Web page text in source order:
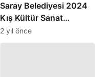
Saray Belediyesi 2024
Kış Kültür Sanat
Atölyeleri açılıyor
2 yıl önce